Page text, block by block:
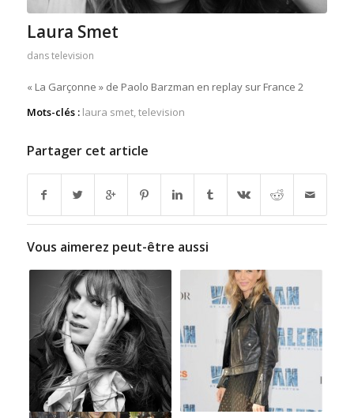
Laura Smet
danstelevision
« La Garçonne » de Paolo Barzman en replay sur France 2
Mots-clés : laura smet,television
Partager cet article
Vous aimerez peut-être aussi